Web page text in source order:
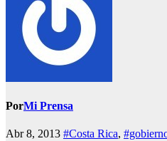
PorMi Prensa
Abr 8, 2013 #Costa Rica,